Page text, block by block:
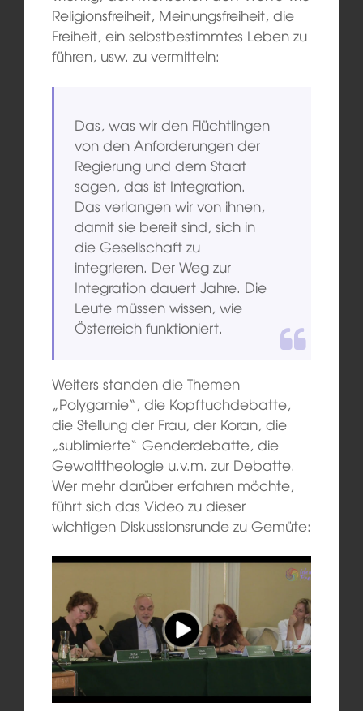
Religionsfreiheit, Meinungsfreiheit, die
Freiheit, ein selbstbestimmtes Leben zu
führen, usw. zu vermitteln:
Das, was wir den Flüchtlingen
von den Anforderungen der
Regierung und dem Staat
sagen, das ist Integration.
Das verlangen wir von ihnen,
damit sie bereit sind, sich in
die Gesellschaft zu
integrieren. Der Weg zur
Integration dauert Jahre. Die
Leute müssen wissen, wie
Österreich funktioniert.
Weiters standen die Themen
„Polygamie“, die Kopftuchdebatte,
die Stellung der Frau, der Koran, die
„sublimierte“ Genderdebatte, die
Gewalttheologie u.v.m. zur Debatte.
Wer mehr darüber erfahren möchte,
führt sich das Video zu dieser
wichtigen Diskussionsrunde zu Gemüte: